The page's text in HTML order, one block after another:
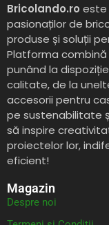
Bricolando.ro este
pasionaților de
produse și soluții
Platforma
punând la
calitate, de la
accesorii pentru
pe sustenabilitate
să inspire
proiectelor lor,
eficient!
Magazin
Despre noi